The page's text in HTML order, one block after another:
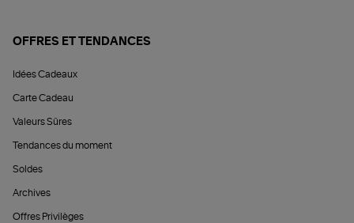
OFFRES ET TENDANCES
Idées Cadeaux
Carte Cadeau
Valeurs Sûres
Tendances du moment
Soldes
Archives
Offres Privilèges